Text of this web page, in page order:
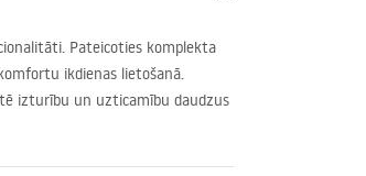
Pateicoties komplekta
ikdienas lietošanā.
izturību un uzticamību daudzus